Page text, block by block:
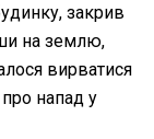
закрив
на землю,
вирватися
напад у